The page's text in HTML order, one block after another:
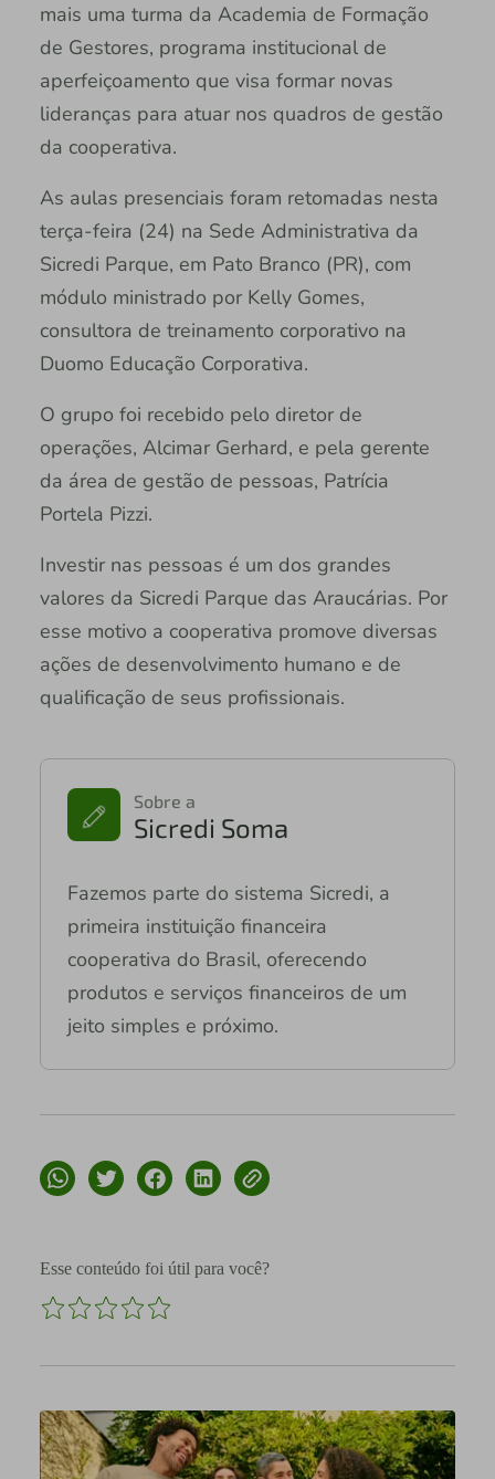
mais uma turma da Academia de Formação
de Gestores, programa institucional de
aperfeiçoamento que visa formar novas
lideranças para atuar nos quadros de gestão
da cooperativa.
As aulas presenciais foram retomadas nesta
terça-feira (24) na Sede Administrativa da
Sicredi Parque, em Pato Branco (PR), com
módulo ministrado por Kelly Gomes,
consultora de treinamento corporativo na
Duomo Educação Corporativa.
O grupo foi recebido pelo diretor de
operações, Alcimar Gerhard, e pela gerente
da área de gestão de pessoas, Patrícia
Portela Pizzi.
Investir nas pessoas é um dos grandes
valores da Sicredi Parque das Araucárias. Por
esse motivo a cooperativa promove diversas
ações de desenvolvimento humano e de
qualificação de seus profissionais.
Sobre a
Sicredi Soma
Fazemos parte do sistema Sicredi, a
primeira instituição financeira
cooperativa do Brasil, oferecendo
produtos e serviços financeiros de um
jeito simples e próximo.
Esse conteúdo foi útil para você?